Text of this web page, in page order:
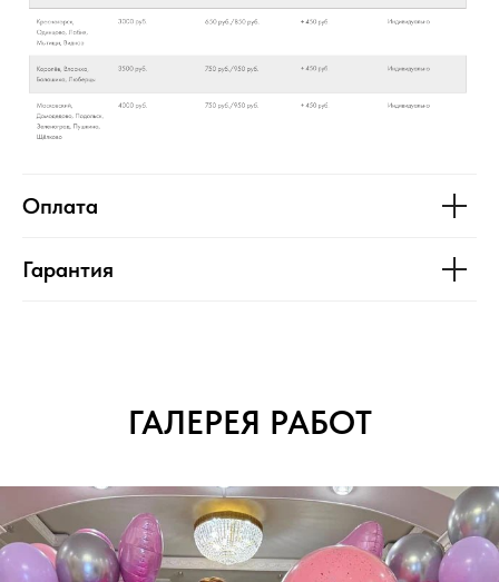
Оплата
Гарантия
ГАЛЕРЕЯ РАБОТ